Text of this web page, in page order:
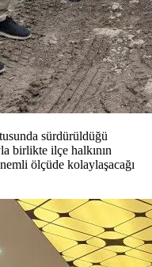
sürdürüldüğü
birlikte ilçe halkının
ölçüde kolaylaşacağı